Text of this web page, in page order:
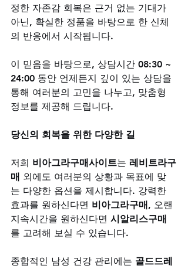
정한 자존감 회복은 근거 없는 기대가
아닌, 확실한 정품을 바탕으로 한 신체
의 반응에서 시작됩니다.
이 믿음을 바탕으로, 상담시간 08:30 ~
24:00 동안 언제든지 깊이 있는 상담을
통해 여러분의 고민을 나누고, 맞춤형
정보를 제공해 드립니다.
당신의 회복을 위한 다양한 길
저희 비아그라구매사이트는 레비트라구
매 외에도 여러분의 상황과 목표에 맞
는 다양한 옵션을 제시합니다. 강력한
효과를 원하신다면 비아그라구매, 오랜
지속시간을 원하신다면 시알리스구매
를 고려해 보실 수 있습니다.
종합적인 남성 건강 관리에는 골드드레